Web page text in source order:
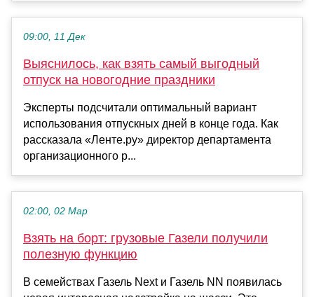
09:00, 11 Дек
Выяснилось, как взять самый выгодный
отпуск на новогодние праздники
Эксперты подсчитали оптимальный вариант
использования отпускных дней в конце года. Как
рассказала «Ленте.ру» директор департамента
организационного р...
02:00, 02 Мар
Взять на борт: грузовые Газели получили
полезную функцию
В семействах Газель Next и Газель NN появилась